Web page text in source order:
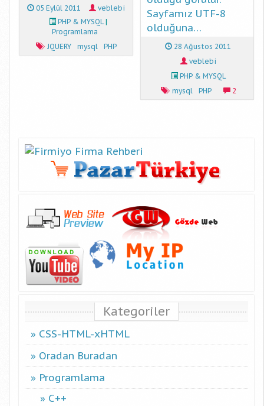
05 Eylül 2011
veblebi
PHP & MYSQL|
Programlama
JQUERY
mysql PHP
Sayfamız UTF-8
olduğuna…
28 Ağustos 2011
veblebi
PHP & MYSQL
mysql
PHP 2
Kategoriler
CSS-HTML-xHTML
Oradan Buradan
Programlama
C++